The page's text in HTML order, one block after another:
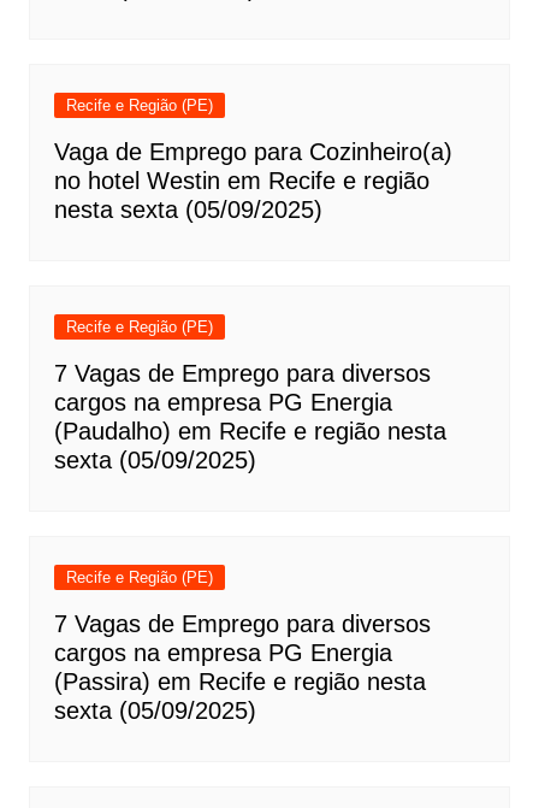
Recife e Região (PE)
Vaga de Emprego para Cozinheiro(a)
no hotel Westin em Recife e região
nesta sexta (05/09/2025)
Recife e Região (PE)
7 Vagas de Emprego para diversos
cargos na empresa PG Energia
(Paudalho) em Recife e região nesta
sexta (05/09/2025)
Recife e Região (PE)
7 Vagas de Emprego para diversos
cargos na empresa PG Energia
(Passira) em Recife e região nesta
sexta (05/09/2025)